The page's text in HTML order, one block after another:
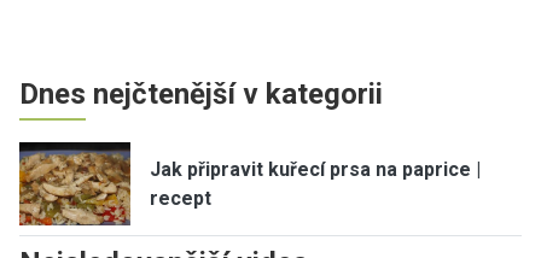
Dnes nejčtenější v kategorii
Jak připravit kuřecí prsa na paprice |
recept